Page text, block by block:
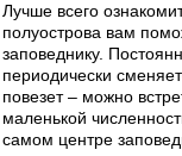
Лучше всего
полуострова вам
заповеднику.
периодически
повезет – можно
маленькой
самом центре